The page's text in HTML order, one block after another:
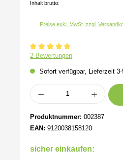
Inhalt brutto:
Preise exkl. MwSt. zzgl.
Durchschnittliche Bewertung
2 Bewertungen
Sofort verfügbar, Lieferzeit 3-
Produkt Anzahl: Gib den gewünschten
Produktnummer: 002387
EAN: 9120038158120
sicher einkaufen: